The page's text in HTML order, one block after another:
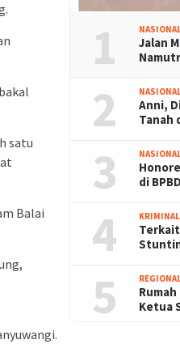
satu
Balai
1
Jalan
2
Anni,
Tanah
3
di
4 KRIMINAL
5
Ketua